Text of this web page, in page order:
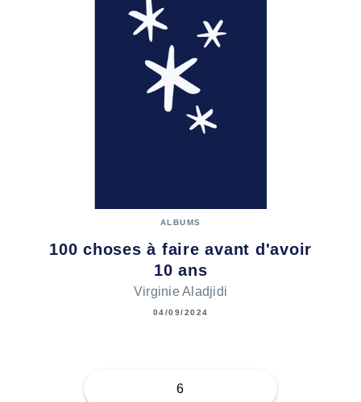
ALBUMS
100 choses à faire avant d'avoir
10 ans
Virginie Aladjidi
04/09/2024
6